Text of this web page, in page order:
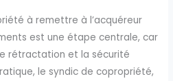
à remettre à l’acquéreur
est une étape centrale, car
rétractation et la sécurité
le syndic de copropriété,